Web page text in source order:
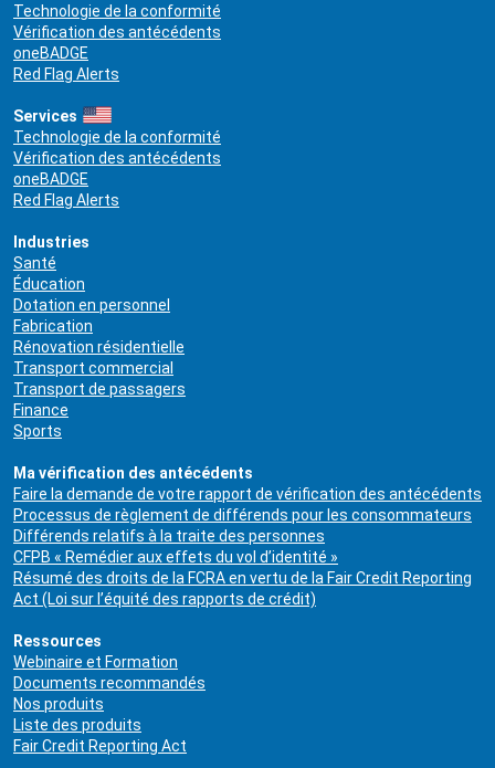
Technologie de la conformité
Vérification des antécédents
oneBADGE
Red Flag Alerts
Services
Technologie de la conformité
Vérification des antécédents
oneBADGE
Red Flag Alerts
Industries
Santé
Éducation
Dotation en personnel
Fabrication
Rénovation résidentielle
Transport commercial
Transport de passagers
Finance
Sports
Ma vérification des antécédents
Faire la demande de votre rapport de vérification des antécédents
Processus de règlement de différends pour les consommateurs
Différends relatifs à la traite des personnes
CFPB « Remédier aux effets du vol d’identité »
Résumé des droits de la FCRA en vertu de la Fair Credit Reporting
Act (Loi sur l’équité des rapports de crédit)
Ressources
Webinaire et Formation
Documents recommandés
Nos produits
Liste des produits
Fair Credit Reporting Act